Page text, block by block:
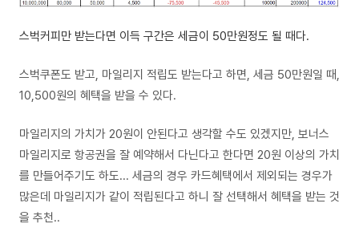
스벅커피만 받는다면 이득 구간은 세금이 50만원정도 될 때다.
스벅쿠폰도 받고, 마일리지 적립도 받는다고 하면, 세금 50만원일 때,
10,500원의 혜택을 받을 수 있다.
마일리지의 가치가 20원이 안된다고 생각할 수도 있겠지만, 보너스
마일리지로 항공권을 잘 예약해서 다닌다고 한다면 20원 이상의 가치
를 만들어주기도 하도... 세금의 경우 카드혜택에서 제외되는 경우가
많은데 마일리지가 같이 적립된다고 하니 잘 선택해서 혜택을 받는 것
을 추천..